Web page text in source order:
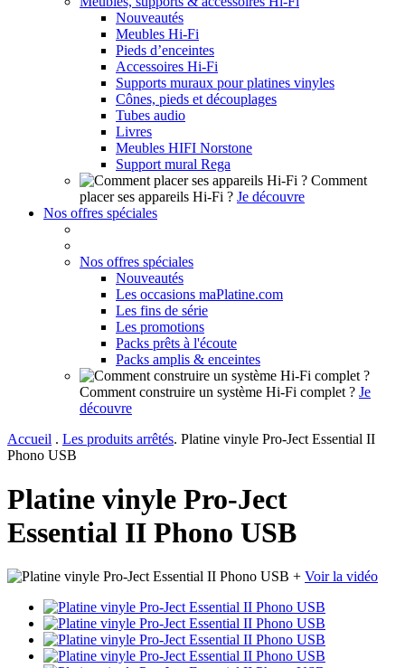
Nouveautés
Meubles Hi-Fi
Pieds d’enceintes
Accessoires Hi-Fi
Supports muraux pour platines vinyles
Cônes, pieds et découplages
Tubes audio
Livres
Meubles HIFI Norstone
Support mural Rega
Comment
placer ses appareils Hi-Fi ? Je découvre
Nos offres spéciales
Nos offres spéciales
Nouveautés
Les occasions maPlatine.com
Les fins de série
Les promotions
Packs prêts à l'écoute
Packs amplis & enceintes
Comment construire un système Hi-Fi complet ? Je
découvre
Accueil . Les produits arrêtés. Platine vinyle Pro-Ject Essential II
Phono USB
Platine vinyle Pro-Ject
Essential II Phono USB
+ Voir la vidéo